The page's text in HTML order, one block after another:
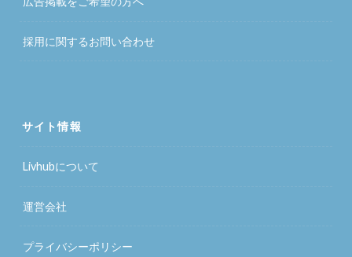
採用に関するお問い合わせ
サイト情報
Livhubについて
運営会社
プライバシーポリシー